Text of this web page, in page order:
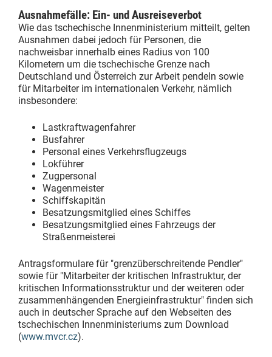
Ausnahmefälle: Ein- und Ausreiseverbot
Wie das tschechische Innenministerium mitteilt, gelten
Ausnahmen dabei jedoch für Personen, die
nachweisbar innerhalb eines Radius von 100
Kilometern um die tschechische Grenze nach
Deutschland und Österreich zur Arbeit pendeln sowie
für Mitarbeiter im internationalen Verkehr, nämlich
insbesondere:
Lastkraftwagenfahrer
Busfahrer
Personal eines Verkehrsflugzeugs
Lokführer
Zugpersonal
Wagenmeister
Schiffskapitän
Besatzungsmitglied eines Schiffes
Besatzungsmitglied eines Fahrzeugs der
Straßenmeisterei
Antragsformulare für "grenzüberschreitende Pendler"
sowie für "Mitarbeiter der kritischen Infrastruktur, der
kritischen Informationsstruktur und der weiteren oder
zusammenhängenden Energieinfrastruktur" finden sich
auch in deutscher Sprache auf den Webseiten des
tschechischen Innenministeriums zum Download
(www.mvcr.cz).